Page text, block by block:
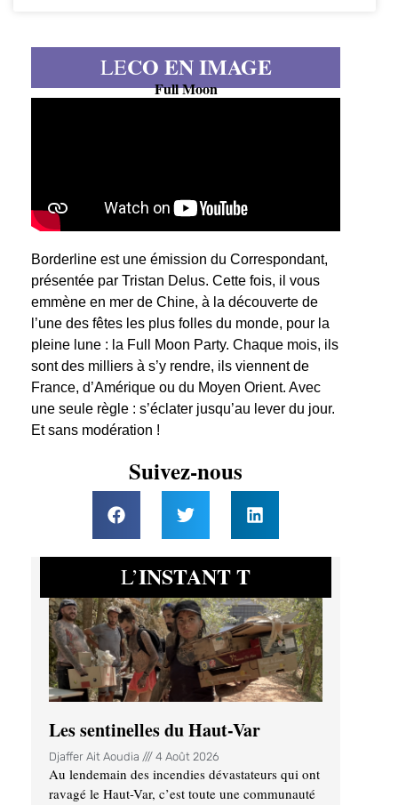
LECO EN IMAGE
Full Moon
Borderline est une émission du Correspondant,
présentée par Tristan Delus. Cette fois, il vous
emmène en mer de Chine, à la découverte de
l’une des fêtes les plus folles du monde, pour la
pleine lune : la Full Moon Party. Chaque mois, ils
sont des milliers à s’y rendre, ils viennent de
France, d’Amérique ou du Moyen Orient. Avec
une seule règle : s’éclater jusqu’au lever du jour.
Et sans modération !
Suivez-nous
L’INSTANT T
Les sentinelles du Haut-Var
Djaffer Ait Aoudia 4 Août 2026
Au lendemain des incendies dévastateurs qui ont
ravagé le Haut-Var, c’est toute une communauté